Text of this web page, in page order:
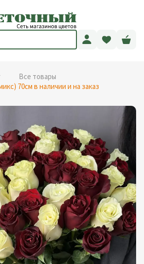
Все товары
70см в наличии и на заказ